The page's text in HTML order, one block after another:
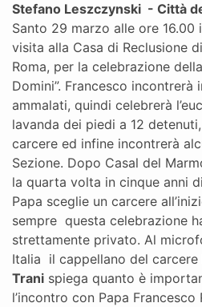
Stefano Leszczynski - Città
Santo 29 marzo alle ore 16.00
visita alla Casa di Reclusione
Roma, per la celebrazione
Domini”. Francesco
ammalati, quindi celebrerà
lavanda dei piedi a 12
carcere ed infine incontrerà
Sezione. Dopo Casal del
la quarta volta in cinque anni
Papa sceglie un carcere
sempre questa celebrazione
strettamente privato. Al
Italia il cappellano del carcere
Trani spiega quanto è
l’incontro con Papa Francesco